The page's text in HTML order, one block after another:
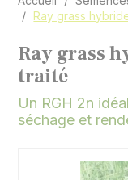
Ray grass
Ray grass
traité
Un RGH 2n
séchage et